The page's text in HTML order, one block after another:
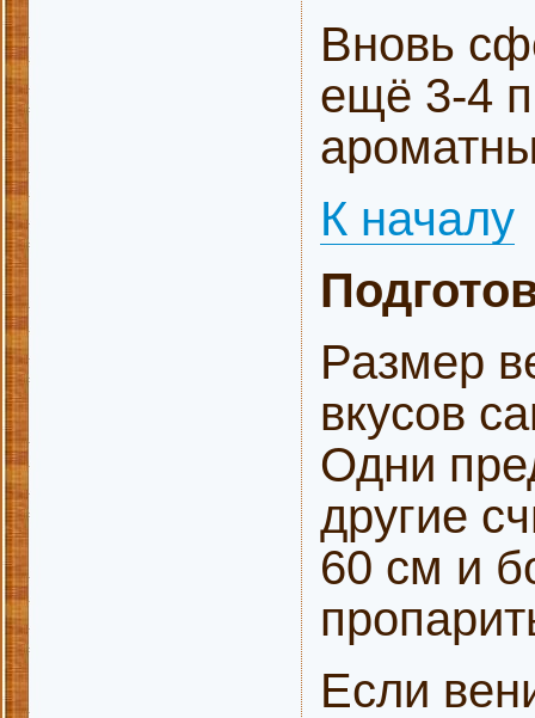
Вновь
ещё 3-4
К началу
Размер
вкусов
Одни
другие
60 см и
Если